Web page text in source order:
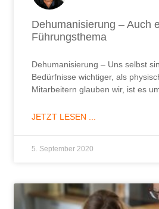
Dehumanisierung – Auch
Führungsthema
Dehumanisierung – Uns selbst
Bedürfnisse wichtiger, als
Mitarbeitern glauben wir, ist es
JETZT LESEN ...
5. September 2020